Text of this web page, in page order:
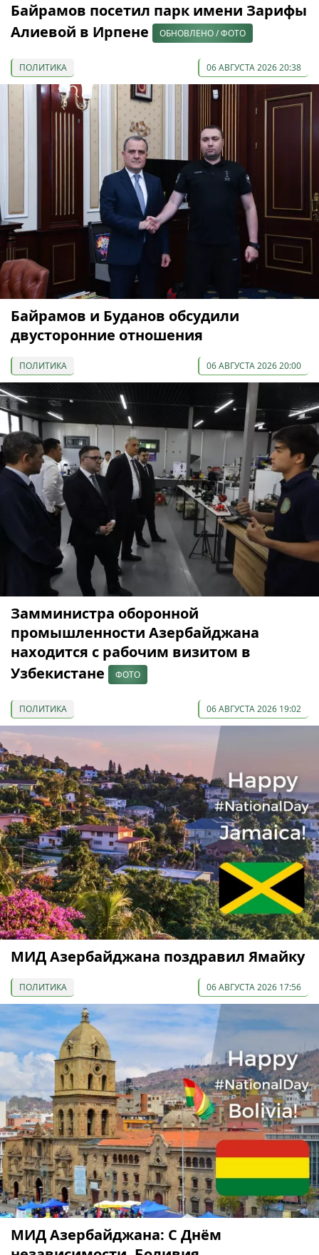
Байрамов посетил парк имени Зарифы
Алиевой в Ирпене
ОБНОВЛЕНО / ФОТО
ПОЛИТИКА 06 АВГУСТА 2026 20:38
Байрамов и Буданов обсудили
двусторонние отношения
ПОЛИТИКА 06 АВГУСТА 2026 20:00
Замминистра оборонной
промышленности Азербайджана
находится с рабочим визитом в
Узбекистане
ФОТО
ПОЛИТИКА 06 АВГУСТА 2026 19:02
МИД Азербайджана поздравил Ямайку
ПОЛИТИКА 06 АВГУСТА 2026 17:56
МИД Азербайджана: С Днём